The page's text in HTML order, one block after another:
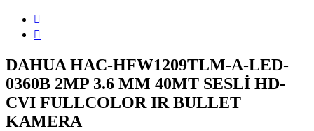
DAHUA HAC-HFW1209TLM-A-LED-
0360B 2MP 3.6 MM 40MT SESLİ HD-
CVI FULLCOLOR IR BULLET
KAMERA